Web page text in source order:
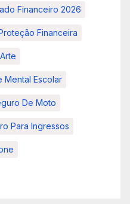
Financeiro 2026
Financeira
Mental Escolar
De Moto
Para Ingressos